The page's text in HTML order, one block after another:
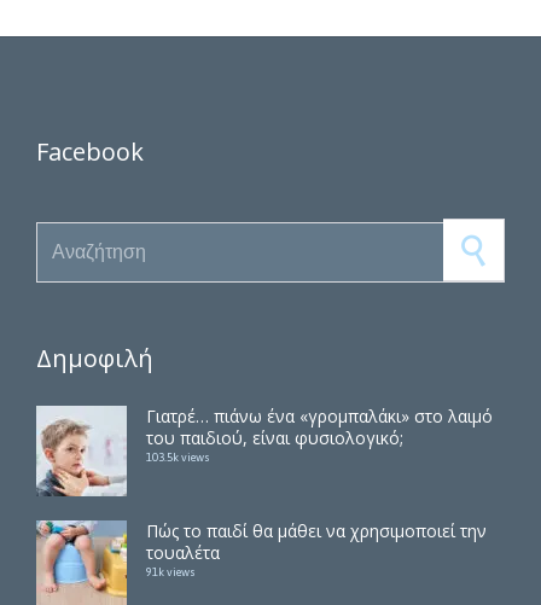
Facebook
Search for:
Δημοφιλή
Γιατρέ… πιάνω ένα «γρομπαλάκι» στο λαιμό
του παιδιού, είναι φυσιολογικό;
103.5k views
Πώς το παιδί θα μάθει να χρησιμοποιεί την
τουαλέτα
91k views